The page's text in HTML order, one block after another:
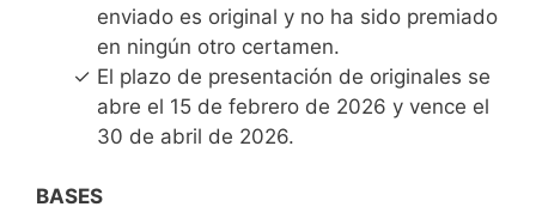
enviado es original y no ha sido premiado
en ningún otro certamen.
El plazo de presentación de originales se
abre el 15 de febrero de 2026 y vence el
30 de abril de 2026.
BASES